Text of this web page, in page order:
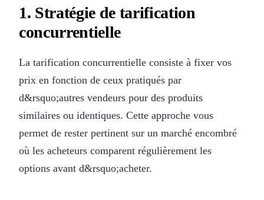
1. Stratégie de tarification
concurrentielle
La tarification concurrentielle consiste à fixer vos
prix en fonction de ceux pratiqués par
d&rsquo;autres vendeurs pour des produits
similaires ou identiques. Cette approche vous
permet de rester pertinent sur un marché encombré
où les acheteurs comparent régulièrement les
options avant d&rsquo;acheter.